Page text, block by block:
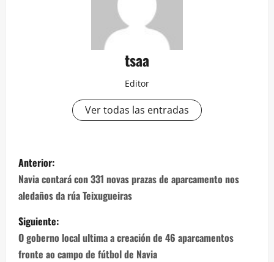
tsaa
Editor
Ver todas las entradas
Navegación
de
entradas
Anterior:
Navia contará con 331 novas prazas de aparcamento nos
aledaños da rúa Teixugueiras
Siguiente:
O goberno local ultima a creación de 46 aparcamentos
fronte ao campo de fútbol de Navia